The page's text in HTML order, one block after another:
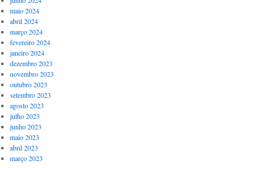
maio 2024
abril 2024
março 2024
fevereiro 2024
janeiro 2024
dezembro 2023
novembro 2023
outubro 2023
setembro 2023
agosto 2023
julho 2023
junho 2023
maio 2023
abril 2023
março 2023